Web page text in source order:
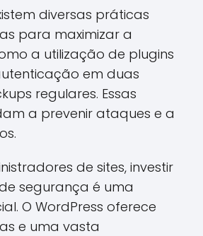
diversas práticas
para maximizar a
a utilização de plugins
em duas
regulares. Essas
a prevenir ataques e a
de sites, investir
segurança é uma
O WordPress oferece
e uma vasta